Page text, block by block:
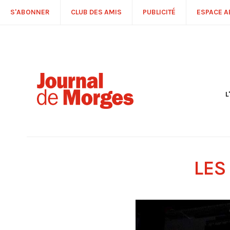
S'ABONNER CLUB DES AMIS PUBLICITÉ ESPACE